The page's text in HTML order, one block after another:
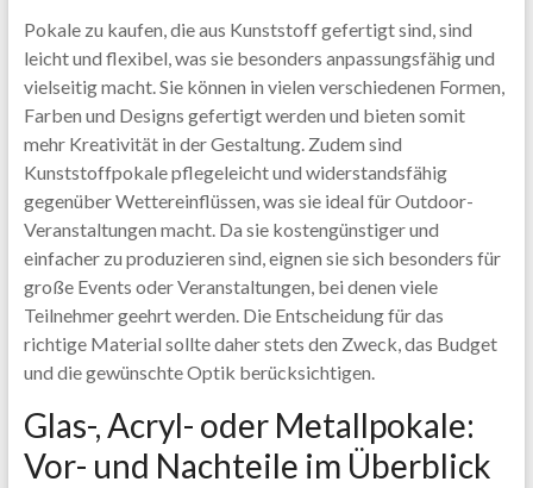
Pokale zu kaufen, die aus Kunststoff gefertigt sind, sind
leicht und flexibel, was sie besonders anpassungsfähig und
vielseitig macht. Sie können in vielen verschiedenen Formen,
Farben und Designs gefertigt werden und bieten somit
mehr Kreativität in der Gestaltung. Zudem sind
Kunststoffpokale pflegeleicht und widerstandsfähig
gegenüber Wettereinflüssen, was sie ideal für Outdoor-
Veranstaltungen macht. Da sie kostengünstiger und
einfacher zu produzieren sind, eignen sie sich besonders für
große Events oder Veranstaltungen, bei denen viele
Teilnehmer geehrt werden. Die Entscheidung für das
richtige Material sollte daher stets den Zweck, das Budget
und die gewünschte Optik berücksichtigen.
Glas-, Acryl- oder Metallpokale:
Vor- und Nachteile im Überblick